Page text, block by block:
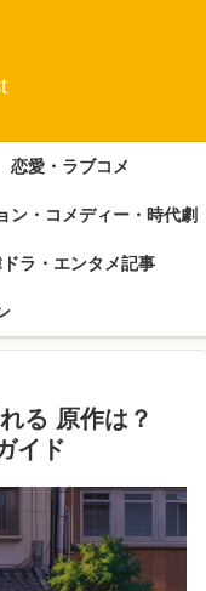
恋愛・ラブコメ
ン・コメディー・時代劇
ラ・エンタメ記事
る 原作は？
イド